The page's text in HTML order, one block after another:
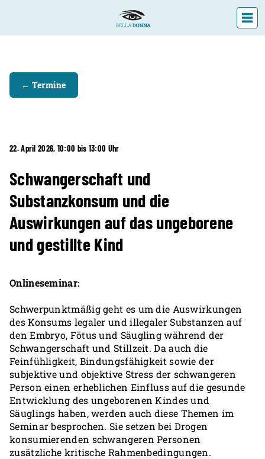
DIE LANDESFACHSTELLE
AKTUELLES
← Termine
22. April 2026, 10:00 bis 13:00 Uhr
Schwangerschaft und
Substanzkonsum und die
Auswirkungen auf das ungeborene
und gestillte Kind
Onlineseminar:
Schwerpunktmäßig geht es um die Auswirkungen
des Konsums legaler und illegaler Substanzen auf
den Embryo, Fötus und Säugling während der
Schwangerschaft und Stillzeit. Da auch die
Feinfühligkeit, Bindungsfähigkeit sowie der
subjektive und objektive Stress der schwangeren
Person einen erheblichen Einfluss auf die gesunde
Entwicklung des ungeborenen Kindes und
Säuglings haben, werden auch diese Themen im
Seminar besprochen. Sie setzen bei Drogen
konsumierenden schwangeren Personen
zusätzliche kritische Rahmenbedingungen.